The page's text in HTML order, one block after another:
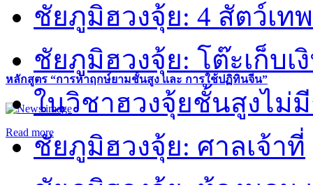
หลักสูตร “การหาฤกษ์ยามชั้นสูง และ การใช้ปฏิทินจีน”
Read more
ชัยภูมิฮวงจุ้ย: 4 สัตว์เทพ
ชัยภูมิฮวงจุ้ย: โต๊ะเก็บเ
ในวิชาฮวงจุ้ยชั้นสูงไม่
ชัยภูมิฮวงจุ้ย: ศาลเจ้าที่